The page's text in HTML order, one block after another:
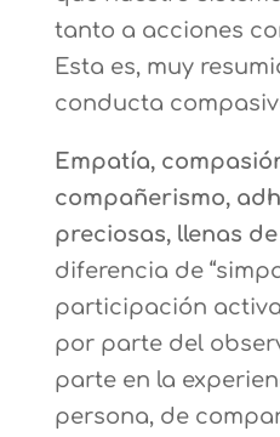
tanto a acciones
Esta es, muy
conducta
Empatía,
compañerismo,
preciosas, llenas
diferencia de
participación
por parte del
parte en la
persona, de